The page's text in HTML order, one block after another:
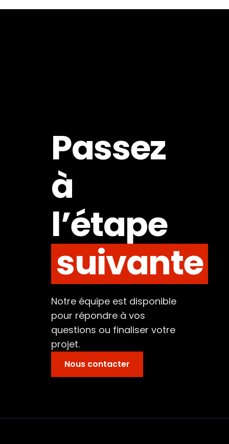
Passez
à
l’étape
suivante
Notre équipe est disponible
pour répondre à vos
questions ou finaliser votre
projet.
Nous contacter